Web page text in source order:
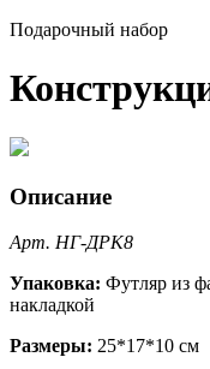
Подарочный набор
Описание
Арт. НГ-ДРК8
Упаковка: Футляр из
накладкой
Размеры: 25*17*10 см